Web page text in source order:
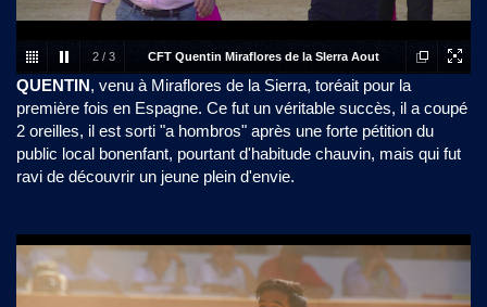
2 / 3 CFT Quentin Miraflores de la SIerra Aout
2018 (8)
QUENTIN, venu à Miraflores de la Sierra, toréait pour la
première fois en Espagne. Ce fut un véritable succès, il a coupé
2 oreilles, il est sorti "a hombros" après une forte pétition du
public local bonenfant, pourtant d'habitude chauvin, mais qui fut
ravi de découvrir un jeune plein d'envie.